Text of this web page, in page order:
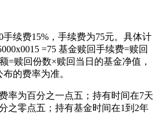
续费15%，手续费为75元。具体计
=75 基金赎回手续费=赎回
=赎回份数×赎回当日的基金净值，
的费率为准。
率为百分之一点五；持有时间在7天
之零点五；持有基金时间在1到2年